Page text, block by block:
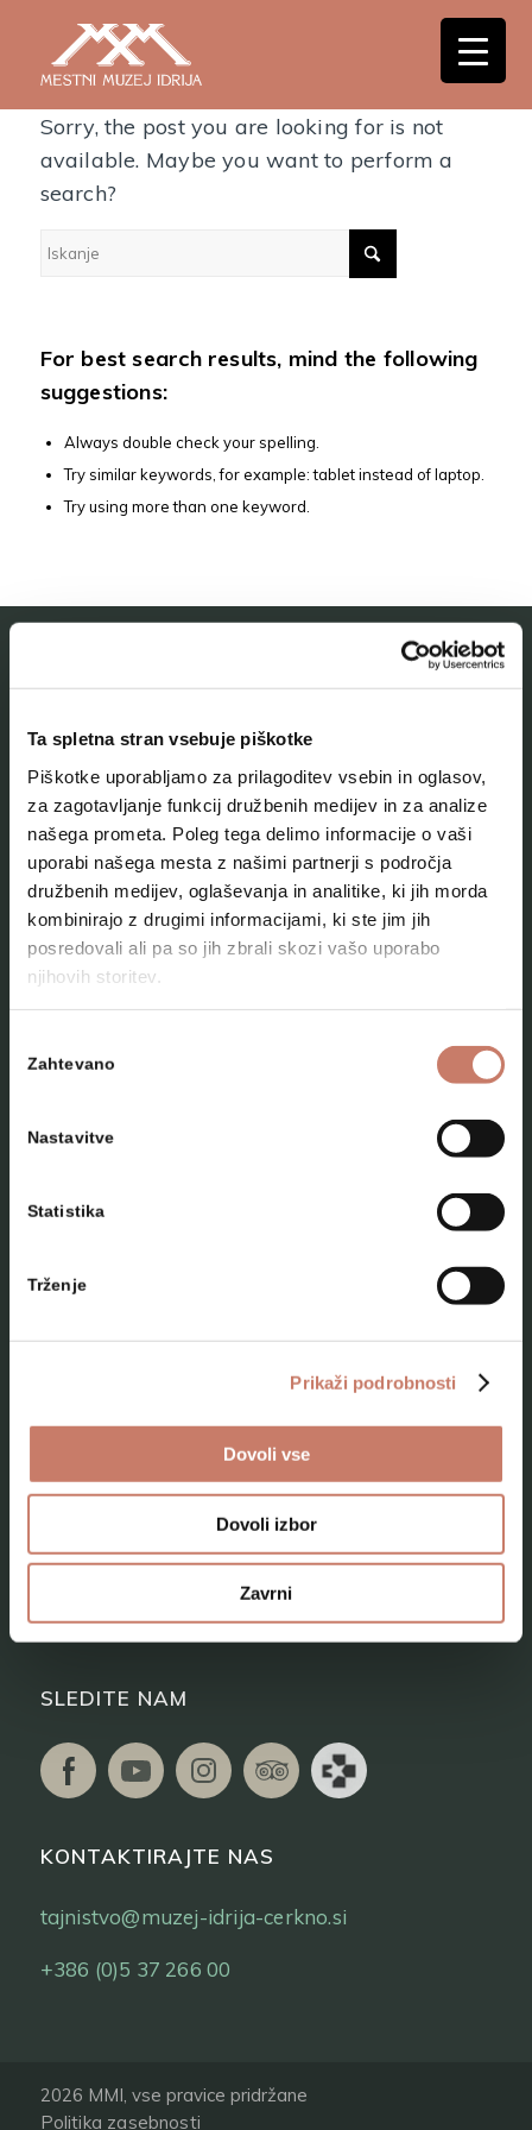
Ta spletna stran vsebuje piškotke
Piškotke uporabljamo za prilagoditev vsebin in oglasov,
za zagotavljanje funkcij družbenih medijev in za analize
našega prometa. Poleg tega delimo informacije o vaši
uporabi našega mesta z našimi partnerji s področja
družbenih medijev, oglaševanja in analitike, ki jih morda
kombinirajo z drugimi informacijami, ki ste jim jih
posredovali ali pa so jih zbrali skozi vašo uporabo
njihovih storitev.
soglasja
Zahtevano
Nastavitve
Statistika
Trženje
Prikaži podrobnosti
Dovoli vse
Dovoli izbor
Zavrni
Nothing Found
Sorry, the post you are looking for is not
available. Maybe you want to perform a
search?
For best search results, mind the following
suggestions:
Always double check your spelling.
Try similar keywords, for example: tablet instead of laptop.
Try using more than one keyword.
O muzeju
Naše zbirke
Aktualno
Kontakt
Kam na izlet
Programi za skupine odraslih
Kje smo
SLEDITE NAM
KONTAKTIRAJTE NAS
tajnistvo@muzej-idrija-cerkno.si
+386 (0)5 37 266 00
2026 MMI, vse pravice pridržane
Politika zasebnosti